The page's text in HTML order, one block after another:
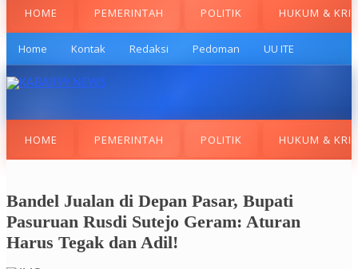
HOME PEMERINTAH POLITIK HUKUM &
Home Kontak Redaksi Pedoman UU ITE
HOME PEMERINTAH POLITIK HUKUM &
Bandel Jualan di Depan Pasar, Bupati
Pasuruan Rusdi Sutejo Geram: Aturan
Harus Tegak dan Adil!